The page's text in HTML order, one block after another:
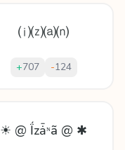
⒤⒵⒜⒩
+707 -124
☀ @ Ḯzǡᶰã @ ✱